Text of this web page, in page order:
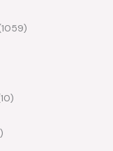
1059
10